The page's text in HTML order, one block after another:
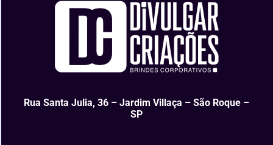
Rua Santa Julia, 36 – Jardim Villaça – São Roque –
SP